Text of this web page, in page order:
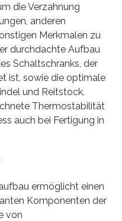
die Verzahnung
anderen
Merkmalen zu
durchdachte Aufbau
Schaltschranks, der
ist, sowie die optimale
und Reitstock.
Thermostabilität
auch bei Fertigung in
ermöglicht einen
Komponenten der
von